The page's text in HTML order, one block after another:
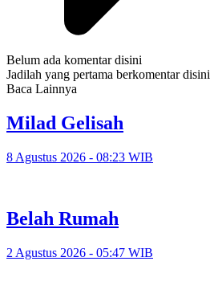
Belum ada komentar disini
Jadilah yang pertama berkomentar disini
Baca Lainnya
Milad Gelisah
8 Agustus 2026 - 08:23 WIB
Belah Rumah
2 Agustus 2026 - 05:47 WIB